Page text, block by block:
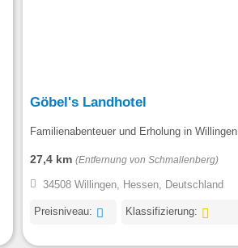
Göbel's Landhotel
Familienabenteuer und Erholung in Willingen.
27,4 km (Entfernung von Schmallenberg)
34508 Willingen, Hessen, Deutschland
Preisniveau: Klassifizierung: